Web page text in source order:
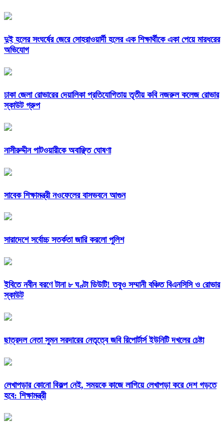
দুই হলের সংঘর্ষের জেরে সোহরাওয়ার্দী হলের এক শিক্ষার্থীকে একা পেয়ে মারধরের
অভিযোগ
ঢাকা জেলা রোভারের দেয়ালিকা প্রতিযোগিতায় তৃতীয় কবি নজরুল কলেজ রোভার
স্কাউট গ্রুপ
নাসীরুদ্দীন পাটওয়ারীকে অবাঞ্ছিত ঘোষণা
সাবেক শিক্ষামন্ত্রী নওফেলের বাসভবনে আগুন
সারাদেশে সর্বোচ্চ সতর্কতা জারি করলো পুলিশ
ইবিতে নবীন বরণে টানা ৮ ঘণ্টা ডিউটি! তবুও সম্মানী বঞ্চিত বিএনসিসি ও রোভার
স্কাউট
ছাত্রদল নেতা সুমন সরদারের নেতৃত্বে জবি রিপোর্টার্স ইউনিটি দখলের চেষ্টা
লেখাপড়ার কোনো বিকল্প নেই, সময়কে কাজে লাগিয়ে লেখাপড়া করে দেশ গড়তে
হবে: শিক্ষামন্ত্রী